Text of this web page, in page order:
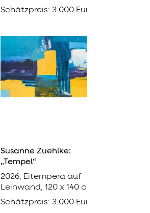
Schätzpreis: 3.000 Euro
Susanne Zuehlke:
„Tempel“
2026, Eitempera auf
Leinwand, 120 x 140 cm
Schätzpreis: 3.000 Euro